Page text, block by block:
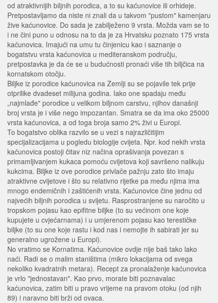
od atraktivnijih biljnih porodica, a to su kaćunovice ili orhideje.
Pretpostavljamo da niste ni znali da u takvom "pustom" kamenjaru
žive kaćunovice. Do sada je zabilježeno 9 vrsta. Možda vam se to
i ne čini puno u odnosu na to da je za Hrvatsku poznato 175 vrsta
kaćunovica. Imajući na umu tu činjenicu kao i saznanje o
bogatstvu vrsta kaćunovica u mediteranskom području,
pretpostavka je da će se u budućnosti pronaći više tih biljčica na
kornatskom otočju.
Biljke iz porodice kaćunovica na Zemlji su se pojavile tek prije
otprilike dvadeset milijuna godina. Iako one spadaju među
„najmlađe" porodice u velikom biljnom carstvu, njihov današnji
broj vrsta je i više nego impozantan. Smatra se da ima oko 25000
vrsta kaćunovica, a od toga broja samo 2% živi u Europi.
To bogatstvo oblika razvilo se u vezi s najrazličitijim
specijalizacijama u pogledu biologije cvijeta. Npr. kod nekih vrsta
kaćunovica postoji čitav niz načina oprašivanja povezan s
primamljivanjem kukaca pomoću cvijetova koji savršeno nalikuju
kukcima. Biljke iz ove porodice privlače pažnju zato što imaju
atraktivne cvijetove i što su relativno rijetke pa među njima ima
mnogo endemičnih i zaštićenih vrsta. Kaćunovice čine jednu od
najvećih biljnih porodica u svijetu. Rasprostranjene su naročito u
tropskom pojasu kao epifitne biljke (to su većinom one koje
kupujete u cvjećarnama) i u umjerenom pojasu kao terestičke
biljke (to su one koje rastu i kod nas i nemojte ih sabirati jer su
generalno ugrožene u Europi).
No vratimo se Kornatima. Kaćunovice ovdje nije baš tako lako
naći. Radi se o malim staništima (mikro lokacijama od svega
nekoliko kvadratnih metara). Recept za pronalaženje kaćunovica
je vrlo "jednostavan". Kao prvo, morate biti poznavalac
kaćunovica, zatim biti u pravo vrijeme na pravom otoku (od njih
89) i naravno biti brži od ovaca.